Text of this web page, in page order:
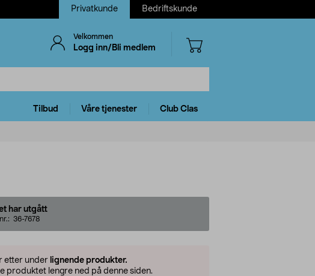
Privatkunde Bedriftskunde
Velkommen
Logg inn/Bli medlem
Tilbud Våre tjenester Club Clas
har utgått
36-7678
etter under lignende produkter.
produktet lengre ned på denne siden.